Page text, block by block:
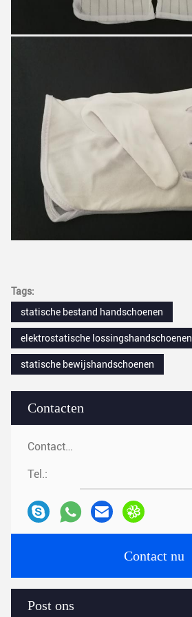
Contacten
Contacten:
Tel.:
Contact nu
Post ons
Tags:
statische bestand handschoenen
elektrostatische lossingshandschoenen
statische bewijshandschoenen